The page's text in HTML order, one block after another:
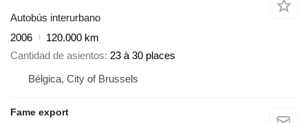
Autobús interurbano
2006
120.000 km
Cantidad de asientos 23 à 30 places
Bélgica, City of Brussels
Fame export